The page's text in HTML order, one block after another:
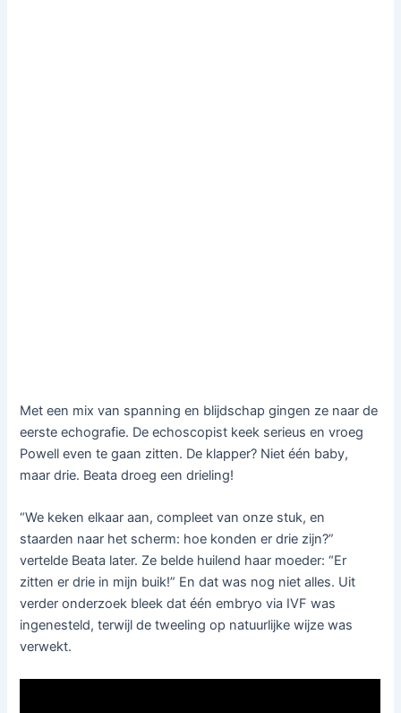
Met een mix van spanning en blijdschap gingen ze naar de
eerste echografie. De echoscopist keek serieus en vroeg
Powell even te gaan zitten. De klapper? Niet één baby,
maar drie. Beata droeg een drieling!
“We keken elkaar aan, compleet van onze stuk, en
staarden naar het scherm: hoe konden er drie zijn?”
vertelde Beata later. Ze belde huilend haar moeder: “Er
zitten er drie in mijn buik!” En dat was nog niet alles. Uit
verder onderzoek bleek dat één embryo via IVF was
ingenesteld, terwijl de tweeling op natuurlijke wijze was
verwekt.